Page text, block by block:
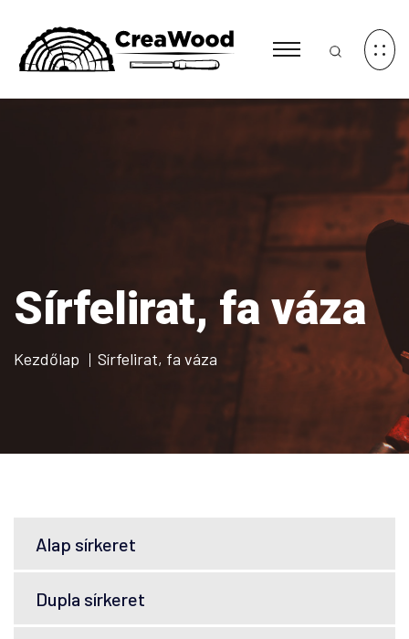
Sírfelirat, fa váza
Kezdőlap Sírfelirat, fa váza
Alap sírkeret
Dupla sírkeret